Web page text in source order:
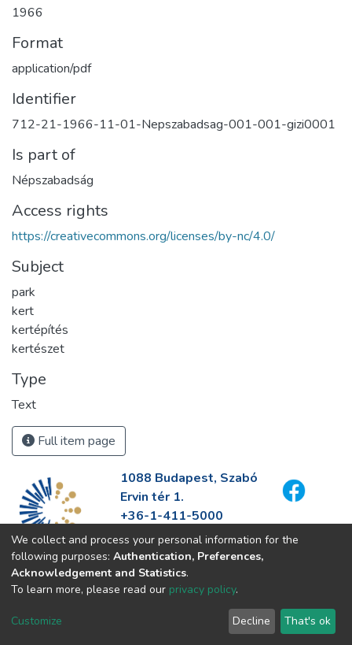
1966
Format
application/pdf
Identifier
712-21-1966-11-01-Nepszabadsag-001-001-gizi0001
Is part of
Népszabadság
Access rights
https://creativecommons.org/licenses/by-nc/4.0/
Subject
park
kert
kertépítés
kertészet
Type
Text
Full item page
1088 Budapest, Szabó
Ervin tér 1.
+36-1-411-5000
info@fszek.hu
https://fszek.hu
We collect and process your personal information for the
following purposes: Authentication, Preferences,
Acknowledgement and Statistics.
To learn more, please read our privacy policy.
Customize Decline That's ok